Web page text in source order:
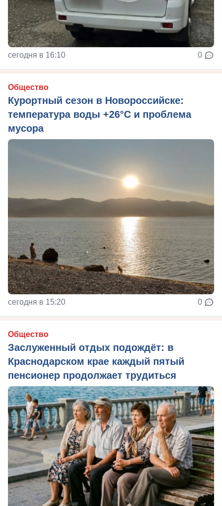
сегодня в 16:10 0
Общество
Курортный сезон в Новороссийске:
температура воды +26°C и проблема
мусора
сегодня в 15:20 0
Общество
Заслуженный отдых подождёт: в
Краснодарском крае каждый пятый
пенсионер продолжает трудиться